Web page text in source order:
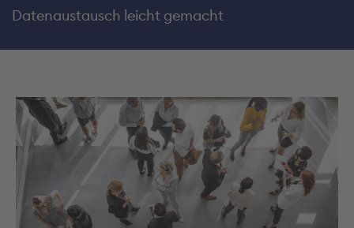
Datenaustausch leicht gemacht